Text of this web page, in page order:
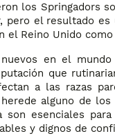
los Springadors
el resultado
el Reino Unido
en el
que
a las razas
alguno de
son esenciales
y dignos de